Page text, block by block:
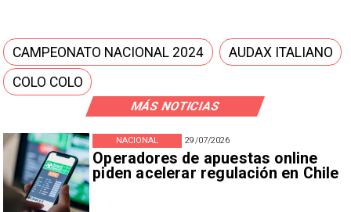
MÁS NOTICIAS
29/07/2026
Operadores de apuestas online
piden acelerar regulación en Chile
NACIONAL
CAMPEONATO NACIONAL 2024
AUDAX ITALIANO
COLO COLO